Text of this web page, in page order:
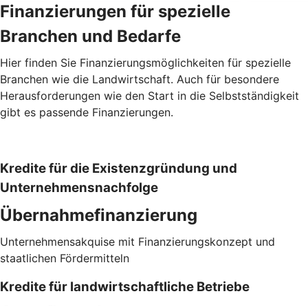
Finanzierungen für spezielle
Branchen und Bedarfe
Hier finden Sie Finanzierungsmöglichkeiten für spezielle
Branchen wie die Landwirtschaft. Auch für besondere
Herausforderungen wie den Start in die Selbstständigkeit
gibt es passende Finanzierungen.
Kredite für die Existenzgründung und
Unternehmensnachfolge
Übernahmefinanzierung
Unternehmensakquise mit Finanzierungskonzept und
staatlichen Fördermitteln
Kredite für landwirtschaftliche Betriebe